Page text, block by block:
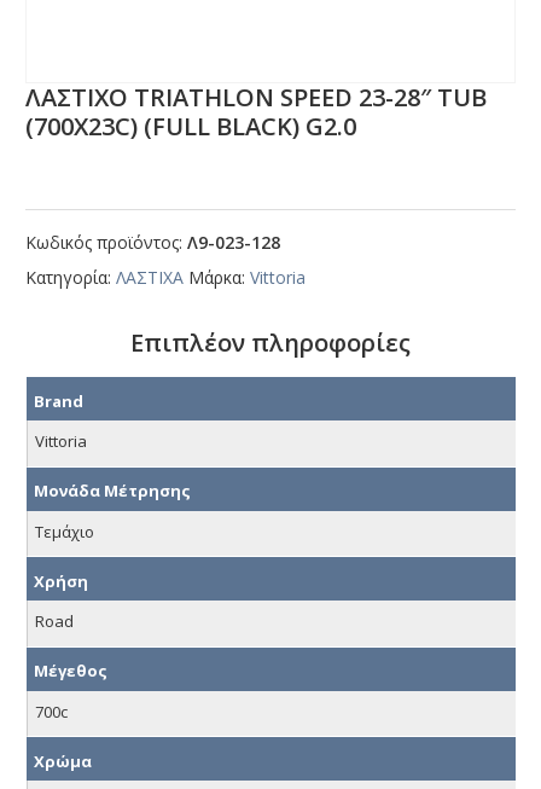
ΛΑΣΤΙΧΟ ΤRΙΑΤΗLΟΝ SΡΕΕD 23-28″ ΤUΒ
(700Χ23C) (FULL ΒLΑCΚ) G2.0
Κωδικός προϊόντος:Λ9-023-128
Κατηγορία:ΛΑΣΤΙΧΑ Μάρκα:Vittoria
Επιπλέον πληροφορίες
Brand
Vittoria
Μονάδα Μέτρησης
Τεμάχιο
Χρήση
Road
Μέγεθος
700c
Χρώμα